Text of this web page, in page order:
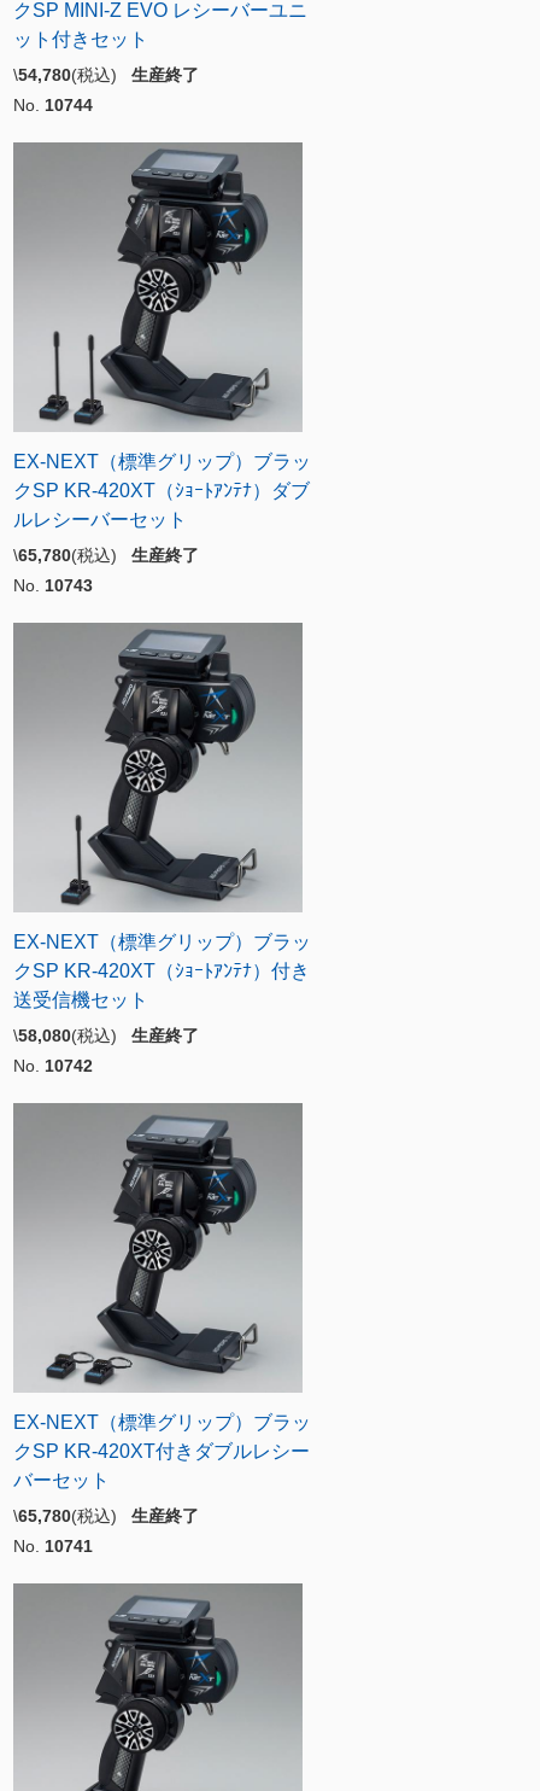
クSP MINI-Z EVO レシーバーユニ
ット付きセット
\54,780(税込) 生産終了
No. 10744
EX-NEXT（標準グリップ）ブラッ
クSP KR-420XT（ｼｮｰﾄｱﾝﾃﾅ）ダブ
ルレシーバーセット
\65,780(税込) 生産終了
No. 10743
EX-NEXT（標準グリップ）ブラッ
クSP KR-420XT（ｼｮｰﾄｱﾝﾃﾅ）付き
送受信機セット
\58,080(税込) 生産終了
No. 10742
EX-NEXT（標準グリップ）ブラッ
クSP KR-420XT付きダブルレシー
バーセット
\65,780(税込) 生産終了
No. 10741